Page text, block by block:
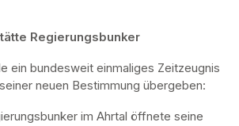
Regierungsbunker
ein bundesweit einmaliges Zeitzeugnis
neuen Bestimmung übergeben:
im Ahrtal öffnete seine